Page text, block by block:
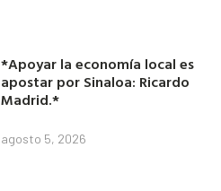
*Apoyar la economía local es
apostar por Sinaloa: Ricardo
Madrid.*
agosto 5, 2026